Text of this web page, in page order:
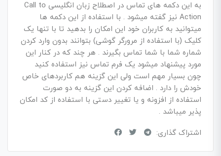
به این دکمه های تماس در اصطلاح زبان انگلیسی Call to
Action نیز گفته میشود . با استفاده از این دکمه ها
میتوانید به کاربران خود این امکان را بدهید تا با تنها یک
کلیک (با استفاده از مرورگر گوشی) بتوانند بدون وارد کردن
شماره شما با شما تماس بگیرند . هر چند که در کنار این
مورد پیشنهاد میشود یک فرم تماس نیز استفاده کنید
چون بسیار مهم است ولی این گزینه هم کاربردهای خاص
خودش را دارد . اضافه کردن این گزینه به دو صورت
استفاده از افزونه و یا تغییر دستی با استفاده از کد امکان
پذیر میباشد .
اشتراک گذاری: